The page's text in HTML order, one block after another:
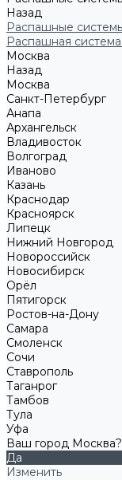
Назад
Распашные
Распашная
Москва
Назад
Москва
Санкт-Петербург
Анапа
Архангельск
Владивосток
Волгоград
Иваново
Казань
Краснодар
Красноярск
Липецк
Нижний Новгород
Новороссийск
Новосибирск
Орёл
Пятигорск
Ростов-на-Дону
Самара
Смоленск
Сочи
Ставрополь
Таганрог
Тамбов
Тула
Уфа
Ваш город Москва?
Да
Изменить